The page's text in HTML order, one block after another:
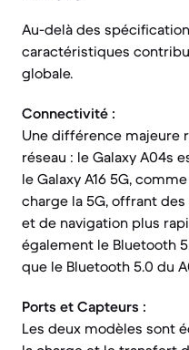
Au-delà des
caractéristiques
globale.
Connectivité :
Une différence majeure
réseau : le Galaxy A04s
le Galaxy A16 5G,
charge la 5G, offrant
et de navigation plus
également le Bluetooth
que le Bluetooth 5.0 du
Ports et Capteurs :
Les deux modèles sont